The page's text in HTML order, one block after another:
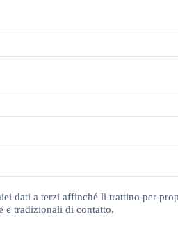
dati a terzi affinché li trattino per
e tradizionali di contatto.